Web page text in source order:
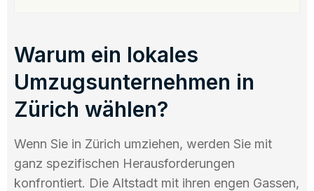
Warum ein lokales
Umzugsunternehmen in
Zürich wählen?
Wenn Sie in Zürich umziehen, werden Sie mit
ganz spezifischen Herausforderungen
konfrontiert. Die Altstadt mit ihren engen Gassen,